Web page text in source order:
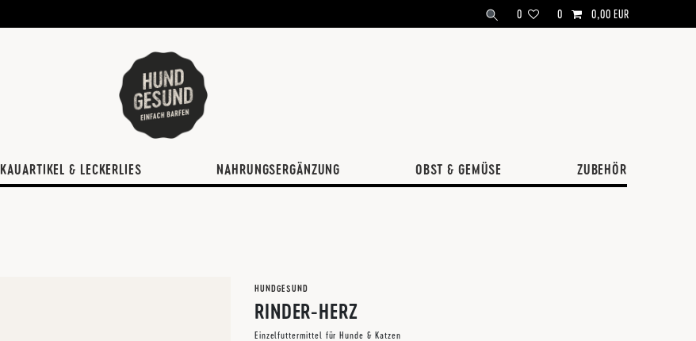
0 0 0,00 EUR
KAUARTIKEL & LECKERLIES NAHRUNGSERGÄNZUNG OBST & GEMÜSE ZUBEHÖR
HUNDGESUND
RINDER-HERZ
Einzelfuttermittel für Hunde & Katzen